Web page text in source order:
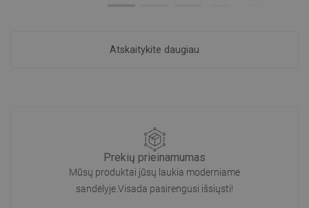
Atskaitykite daugiau
Prekių prieinamumas
Mūsų produktai jūsų laukia moderniame
sandėlyje.Visada pasirengusi išsiųsti!